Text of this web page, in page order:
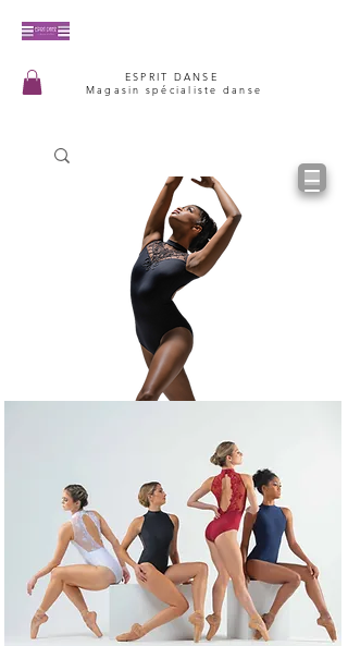
ESPRIT DANSE
Magasin spécialiste danse